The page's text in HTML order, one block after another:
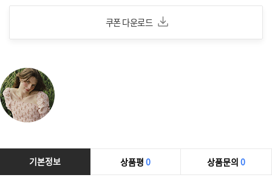
쿠폰 다운로드
기본정보 상품평 0 상품문의 0